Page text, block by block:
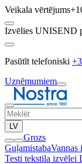
Veikala vērtējums
Izvēlies UNISEND
Pasūtīt telefoniski
Uzņēmumiem
LV
Grozs
GuļamistabaVannas
Testi tekstila izvēlei